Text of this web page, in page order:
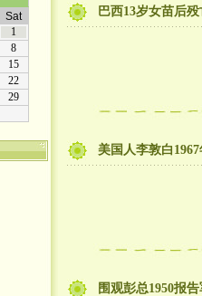
巴西13岁女苗后
美国人李敦白
围观彭总1950报